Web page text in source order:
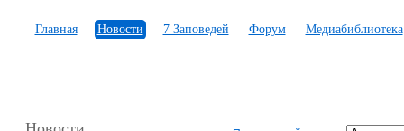
Главная Новости 7 Заповедей Форум Медиабиблиотека